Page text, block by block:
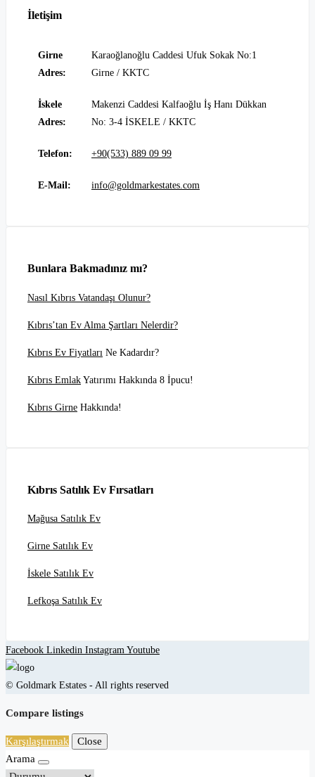
İletişim
Girne
Adres:
Karaoğlanoğlu Caddesi Ufuk Sokak No:1
Girne / KKTC
İskele
Adres:
Makenzi Caddesi Kalfaoğlu İş Hanı Dükkan
No: 3-4 İSKELE / KKTC
Telefon: +90(533) 889 09 99
E-Mail: info@goldmarkestates.com
Bunlara Bakmadınız mı?
Nasıl Kıbrıs Vatandaşı Olunur?
Kıbrıs’tan Ev Alma Şartları Nelerdir?
Kıbrıs Ev Fiyatları Ne Kadardır?
Kıbrıs Emlak Yatırımı Hakkında 8 İpucu!
Kıbrıs Girne Hakkında!
Kıbrıs Satılık Ev Fırsatları
Mağusa Satılık Ev
Girne Satılık Ev
İskele Satılık Ev
Lefkoşa Satılık Ev
Facebook Linkedin Instagram Youtube
© Goldmark Estates - All rights reserved
Compare listings
Karşılaştırmak
Close
Arama